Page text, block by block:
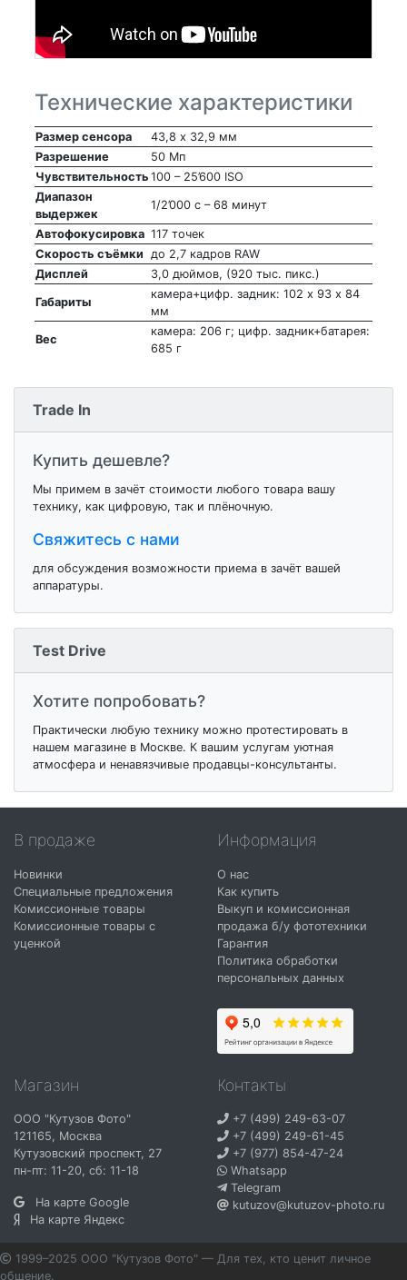
Технические характеристики
Размер сенсора
43,8 х 32,9 мм
Разрешение
50 Мп
Чувствительность 100 – 25’600 ISO
Диапазон
выдержек
1/2’000 с – 68 минут
Автофокусировка 117 точек
Скорость съёмки до 2,7 кадров RAW
Дисплей
3,0 дюймов, (920 тыс. пикс.)
Габариты
камера+цифр. задник: 102 х 93 х 84
мм
Вес
камера: 206 г; цифр. задник+батарея:
685 г
Trade In
Купить дешевле?
Мы примем в зачёт стоимости любого товара вашу
технику, как цифровую, так и плёночную.
Свяжитесь с нами
для обсуждения возможности приема в зачёт вашей
аппаратуры.
Test Drive
Хотите попробовать?
Практически любую технику можно протестировать в
нашем магазине в Москве. К вашим услугам уютная
атмосфера и ненавязчивые продавцы-консультанты.
В продаже
Новинки
Специальные предложения
Комиссионные товары
Комиссионные товары с
уценкой
Информация
О нас
Как купить
Выкуп и комиссионная
продажа б/у фототехники
Гарантия
Политика обработки
персональных данных
Магазин
ООО "Кутузов Фото"
121165, Москва
Кутузовский проспект, 27
пн-пт: 11-20, сб: 11-18
На карте Google
На карте Яндекс
Контакты
+7 (499) 249-63-07
+7 (499) 249-61-45
+7 (977) 854-47-24
Whatsapp
Telegram
kutuzov@kutuzov-photo.ru
1999–2025 ООО "Кутузов Фото" — Для тех, кто ценит личное
общение.